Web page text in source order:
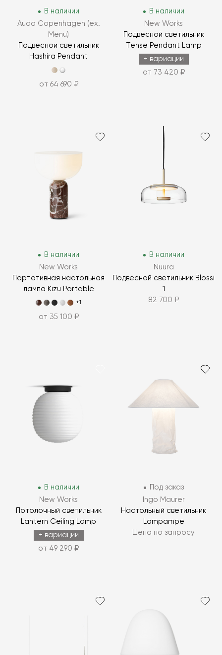
В наличии
Audo Copenhagen (ex.
Menu)
Подвесной светильник
Hashira Pendant
от 64 690 ₽
В наличии
New Works
Подвесной светильник
Tense Pendant Lamp
+ вариации
от 73 420 ₽
В наличии
New Works
Портативная настольная
лампа Kizu Portable
+1
от 35 100 ₽
В наличии
Nuura
Подвесной светильник Blossi
1
82 700 ₽
В наличии
New Works
Потолочный светильник
Lantern Ceiling Lamp
+ вариации
от 49 290 ₽
Под заказ
Ingo Maurer
Настольный светильник
Lampampe
Цена по запросу